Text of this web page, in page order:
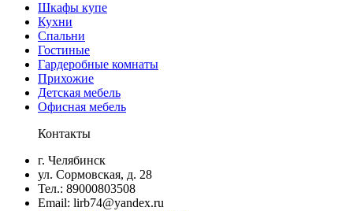
Шкафы купе
Кухни
Спальни
Гостиные
Гардеробные комнаты
Прихожие
Детская мебель
Офисная мебель
Контакты
г. Челябинск
ул. Сормовская, д. 28
Тел.: 89000803508
Email: lirb74@yandex.ru